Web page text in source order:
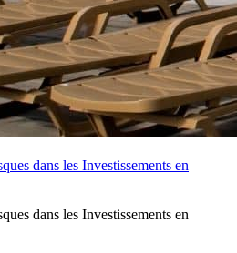
dans les Investissements en
dans les Investissements en